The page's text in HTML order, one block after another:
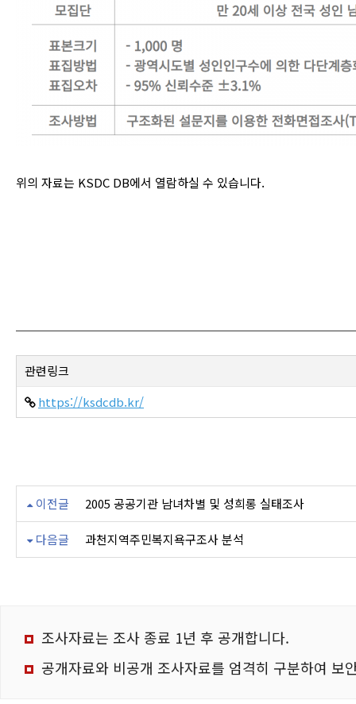
위의 자료는 KSDC DB에서 열람하실 수 있습니다.
관련링크
https://ksdcdb.kr/
이전글 2005 공공기관 남녀차별 및 성희롱 실태조사
다음글 과천지역주민복지욕구조사 분석
조사자료는 조사 종료 1년 후 공개합니다.
공개자료와 비공개 조사자료를 엄격히 구분하여 보